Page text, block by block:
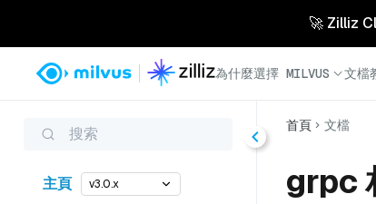
🚀 Zilliz
為什麼選擇 MILVUS 文檔
搜索
主頁 v3.0.x
首頁 文檔
grpc